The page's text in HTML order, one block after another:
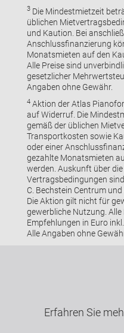
3Die Mindestmietzeit
üblichen
und Kaution. Bei
Anschlussfinanzierung
Monatsmieten auf den
Alle Preise sind
gesetzlicher
Angaben ohne Gewähr.
4Aktion der Atlas
auf Widerruf. Die
gemäß der üblichen
Transportkosten sowie
oder einer
gezahlte Monatsmieten
werden. Auskunft über
Vertragsbedingungen
C. Bechstein Centrum
Die Aktion gilt nicht für
gewerbliche Nutzung.
Empfehlungen in Euro
Alle Angaben ohne
Erfahren Sie